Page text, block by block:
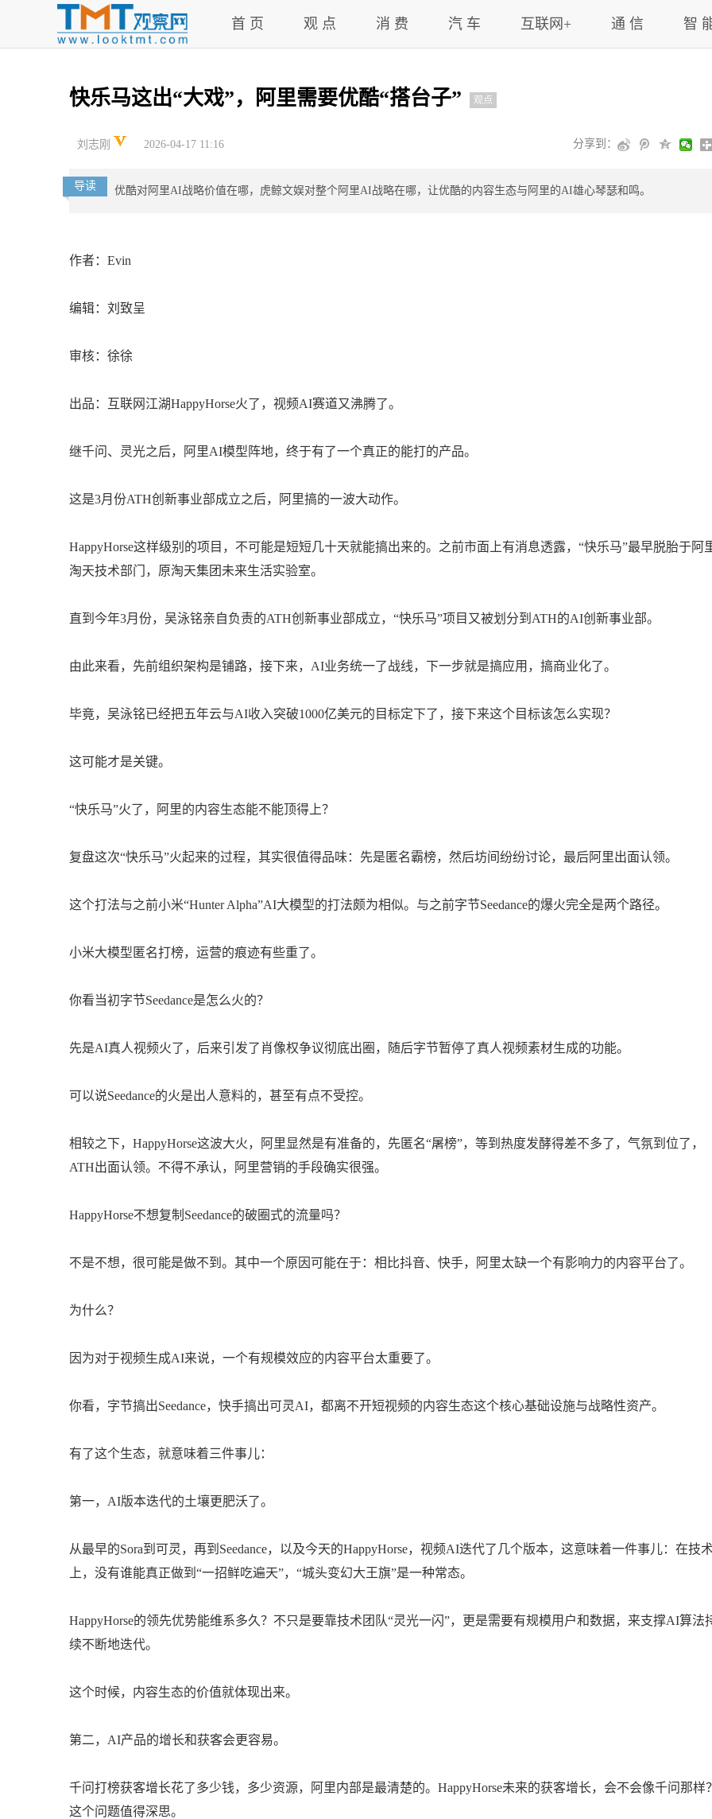
首 页 观 点 消 费 汽 车 互联网+ 通 信 智
快乐马这出“大戏”，阿里需要优酷“搭台子” 观点
刘志刚 2026-04-17 11:16 分享到：
导读 优酷对阿里AI战略价值在哪，虎鲸文娱对整个阿里AI战略在哪，让优酷的内容生态与阿里的AI雄心琴瑟和鸣。
作者：Evin
编辑：刘致呈
审核：徐徐
出品：互联网江湖HappyHorse火了，视频AI赛道又沸腾了。
继千问、灵光之后，阿里AI模型阵地，终于有了一个真正的能打的产品。
这是3月份ATH创新事业部成立之后，阿里搞的一波大动作。
HappyHorse这样级别的项目，不可能是短短几十天就能搞出来的。之前市面上有消息透露，“快乐马”最早脱胎于阿
淘天技术部门，原淘天集团未来生活实验室。
直到今年3月份，吴泳铭亲自负责的ATH创新事业部成立，“快乐马”项目又被划分到ATH的AI创新事业部。
由此来看，先前组织架构是铺路，接下来，AI业务统一了战线，下一步就是搞应用，搞商业化了。
毕竟，吴泳铭已经把五年云与AI收入突破1000亿美元的目标定下了，接下来这个目标该怎么实现？
这可能才是关键。
“快乐马”火了，阿里的内容生态能不能顶得上？
复盘这次“快乐马”火起来的过程，其实很值得品味：先是匿名霸榜，然后坊间纷纷讨论，最后阿里出面认领。
这个打法与之前小米“Hunter Alpha”AI大模型的打法颇为相似。与之前字节Seedance的爆火完全是两个路径。
小米大模型匿名打榜，运营的痕迹有些重了。
你看当初字节Seedance是怎么火的？
先是AI真人视频火了，后来引发了肖像权争议彻底出圈，随后字节暂停了真人视频素材生成的功能。
可以说Seedance的火是出人意料的，甚至有点不受控。
相较之下，HappyHorse这波大火，阿里显然是有准备的，先匿名“屠榜”，等到热度发酵得差不多了，气氛到位了，
ATH出面认领。不得不承认，阿里营销的手段确实很强。
HappyHorse不想复制Seedance的破圈式的流量吗？
不是不想，很可能是做不到。其中一个原因可能在于：相比抖音、快手，阿里太缺一个有影响力的内容平台了。
为什么？
因为对于视频生成AI来说，一个有规模效应的内容平台太重要了。
你看，字节搞出Seedance，快手搞出可灵AI，都离不开短视频的内容生态这个核心基础设施与战略性资产。
有了这个生态，就意味着三件事儿：
第一，AI版本迭代的土壤更肥沃了。
从最早的Sora到可灵，再到Seedance，以及今天的HappyHorse，视频AI迭代了几个版本，这意味着一件事儿：在技
上，没有谁能真正做到“一招鲜吃遍天”，“城头变幻大王旗”是一种常态。
HappyHorse的领先优势能维系多久？不只是要靠技术团队“灵光一闪”，更是需要有规模用户和数据，来支撑AI算法
续不断地迭代。
这个时候，内容生态的价值就体现出来。
第二，AI产品的增长和获客会更容易。
千问打榜获客增长花了多少钱，多少资源，阿里内部是最清楚的。HappyHorse未来的获客增长，会不会像千问那样
这个问题值得深思。